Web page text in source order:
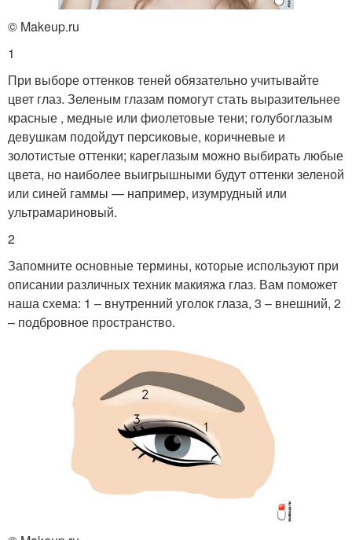
© Makeup.ru
1
При выборе оттенков теней обязательно учитывайте
цвет глаз. Зеленым глазам помогут стать выразительнее
красные , медные или фиолетовые тени; голубоглазым
девушкам подойдут персиковые, коричневые и
золотистые оттенки; кареглазым можно выбирать любые
цвета, но наиболее выигрышными будут оттенки зеленой
или синей гаммы — например, изумрудный или
ультрамариновый.
2
Запомните основные термины, которые используют при
описании различных техник макияжа глаз. Вам поможет
наша схема: 1 – внутренний уголок глаза, 3 – внешний, 2
– подбровное пространство.